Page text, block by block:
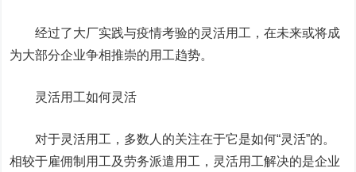
经过了大厂实践与疫情考验的灵活用工，在未来或将成
为大部分企业争相推崇的用工趋势。
灵活用工如何灵活
对于灵活用工，多数人的关注在于它是如何“灵活”的。
相较于雇佣制用工及劳务派遣用工，灵活用工解决的是企业